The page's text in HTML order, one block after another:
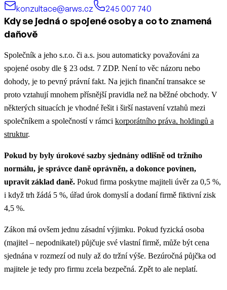
konzultace@arws.cz
245 007 740
Kdy se jedná o spojené osoby a co to znamená
daňově
Společník a jeho s.r.o. či a.s. jsou automaticky považováni za
spojené osoby dle § 23 odst. 7 ZDP. Není to věc názoru nebo
dohody, je to pevný právní fakt. Na jejich finanční transakce se
proto vztahují mnohem přísnější pravidla než na běžné obchody. V
některých situacích je vhodné řešit i širší nastavení vztahů mezi
společníkem a společností v rámci korporátního práva, holdingů a
struktur.
Pokud by byly úrokové sazby sjednány odlišně od tržního
normálu, je správce daně oprávněn, a dokonce povinen,
upravit základ daně. Pokud firma poskytne majiteli úvěr za 0,5 %,
i když trh žádá 5 %, úřad úrok domyslí a dodaní firmě fiktivní zisk
4,5 %.
Zákon má ovšem jednu zásadní výjimku. Pokud fyzická osoba
(majitel – nepodnikatel) půjčuje své vlastní firmě, může být cena
sjednána v rozmezí od nuly až do tržní výše. Bezúročná půjčka od
majitele je tedy pro firmu zcela bezpečná. Zpět to ale neplatí.